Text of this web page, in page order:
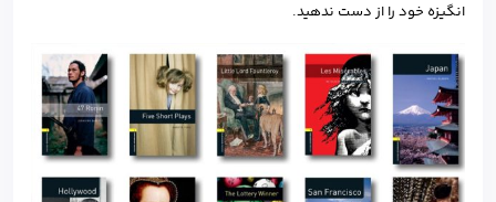
انگیزه خود را از دست ندهید.